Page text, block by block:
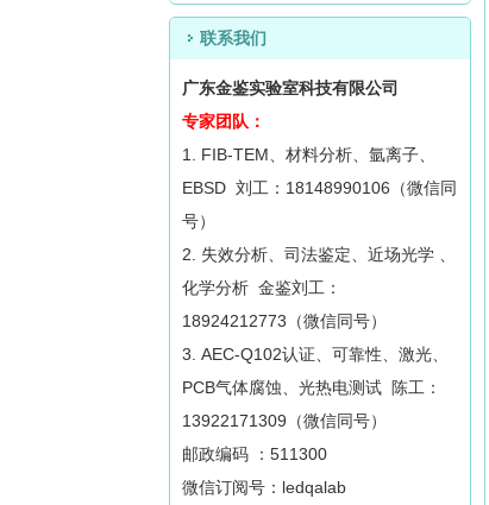
联系我们
广东金鉴实验室科技有限公司
专家团队：
1. FIB-TEM、材料分析、氩离子、
EBSD 刘工：18148990106（微信同
号）
2. 失效分析、司法鉴定、近场光学 、
化学分析 金鉴刘工：
18924212773（微信同号）
3. AEC-Q102认证、可靠性、激光、
PCB气体腐蚀、光热电测试 陈工：
13922171309（微信同号）
邮政编码 ：511300
微信订阅号：ledqalab